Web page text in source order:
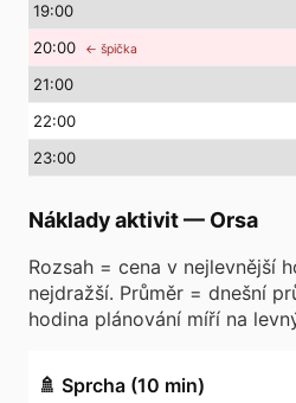
19:00
20:00 ← špička
21:00
22:00
23:00
Náklady aktivit— Orsa
Rozsah = cena v nejlevnější
nejdražší. Průměr = dnešní
hodina plánování míří na
🚿 Sprcha (10 min)